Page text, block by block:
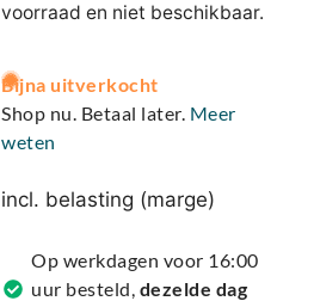
voorraad en niet beschikbaar.
A
l
t
r
t
Bijna uitverkocht
Shop nu. Betaal later. Meer
weten
incl. belasting (marge)
Op werkdagen voor 16:00
uur besteld, dezelde dag